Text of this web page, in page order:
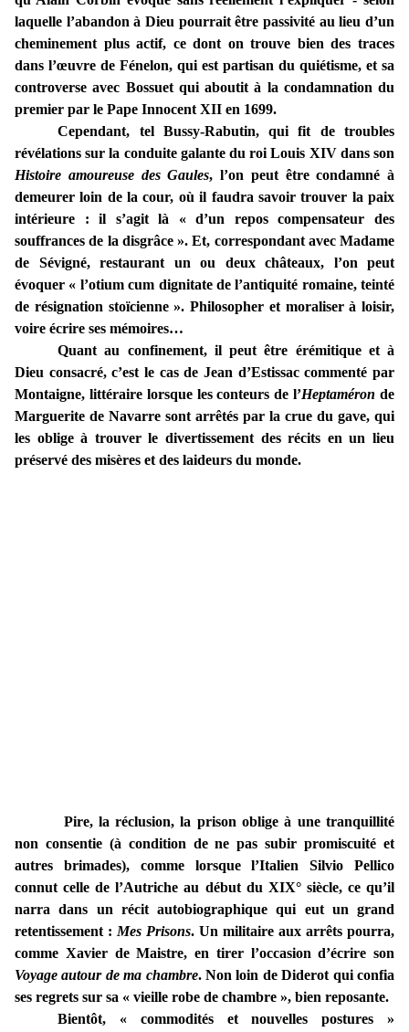
laquelle l’abandon à Dieu pourrait être passivité au lieu d’un
cheminement plus actif, ce dont on trouve bien des traces
dans l’œuvre de Fénelon, qui est partisan du quiétisme, et sa
controverse avec Bossuet qui aboutit à la condamnation du
premier par le Pape Innocent XII en 1699.
Cependant, tel Bussy-Rabutin, qui fit de troubles
révélations sur la conduite galante du roi Louis XIV dans son
Histoire amoureuse des Gaules, l’on peut être condamné à
demeurer loin de la cour, où il faudra savoir trouver la paix
intérieure : il s’agit là « d’un repos compensateur des
souffrances de la disgrâce ». Et, correspondant avec Madame
de Sévigné, restaurant un ou deux châteaux, l’on peut
évoquer « l’otium cum dignitate de l’antiquité romaine, teinté
de résignation stoïcienne ». Philosopher et moraliser à loisir,
voire écrire ses mémoires…
Quant au confinement, il peut être érémitique et à
Dieu consacré, c’est le cas de Jean d’Estissac commenté par
Montaigne, littéraire lorsque les conteurs de l’Heptaméronde
Marguerite de Navarre sont arrêtés par la crue du gave, qui
les oblige à trouver le divertissement des récits en un lieu
préservé des misères et des laideurs du monde.
Pire, la réclusion, la prison oblige à une tranquillité
non consentie (à condition de ne pas subir promiscuité et
autres brimades), comme lorsque l’Italien Silvio Pellico
connut celle de l’Autriche au début du XIX° siècle, ce qu’il
narra dans un récit autobiographique qui eut un grand
retentissement : Mes Prisons. Un militaire aux arrêts pourra,
comme Xavier de Maistre, en tirer l’occasion d’écrire son
Voyage autour de ma chambre. Non loin de Diderot qui confia
ses regrets sur sa « vieille robe de chambre », bien reposante.
Bientôt, « commodités et nouvelles postures »